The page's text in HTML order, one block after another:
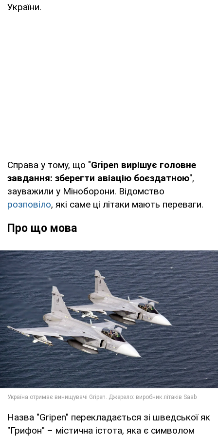
України.
Справа у тому, що "Gripen вирішує головне
завдання: зберегти авіацію боєздатною",
зауважили у Міноборони. Відомство
розповіло, які саме ці літаки мають переваги.
Про що мова
Назва "Gripen" перекладається зі шведської як
"Грифон" – містична істота, яка є символом